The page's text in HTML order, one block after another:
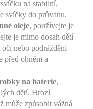
na stabilní,
svíčky do průvanu.
oleje, používejte je
je mimo dosah dětí
nebo podráždění
před ohněm a
na baterie,
dětí. Hrozí
může způsobit vážná